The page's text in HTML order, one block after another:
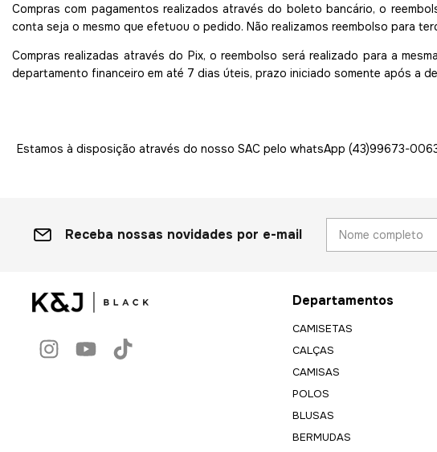
Compras com pagamentos realizados através do boleto bancário, o
conta seja o mesmo que efetuou o pedido. Não realizamos reembolso para
Compras realizadas através do Pix, o reembolso será realizado para a
departamento financeiro em até 7 dias úteis, prazo iniciado somente após a
Estamos à disposição através do nosso SAC pelo whatsApp (43)99673-
Receba nossas novidades por e-mail
Departamentos
CAMISETAS
CALÇAS
CAMISAS
POLOS
BLUSAS
BERMUDAS